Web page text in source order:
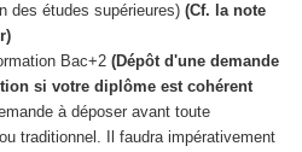
des études supérieures) (Cf. la note
Bac+2 (Dépôt d'une demande
si votre diplôme est cohérent
à déposer avant toute
traditionnel. Il faudra impérativement